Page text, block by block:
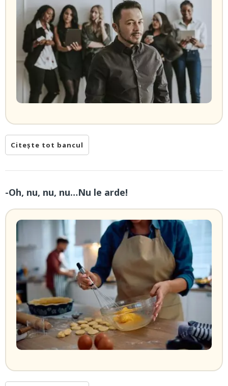
Citește tot bancul
-Oh, nu, nu, nu…Nu le arde!